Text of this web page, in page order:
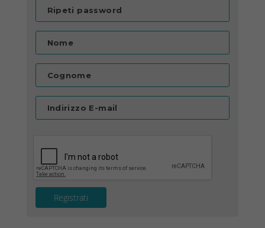
Ripeti password
Nome
Cognome
Indirizzo E-mail
Registrati